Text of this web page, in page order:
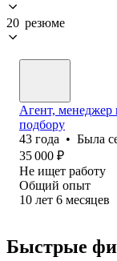
20 резюме
Агент, менеджер
подбору
43 года • Была
35 000 ₽
Не ищет работу
Общий опыт
10 лет 6 месяцев
Быстрые